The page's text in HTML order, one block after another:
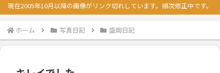
現在2005年10月以降の画像がリンク切れしています。順次修正中です。
ホーム 写真日記 盛岡日記